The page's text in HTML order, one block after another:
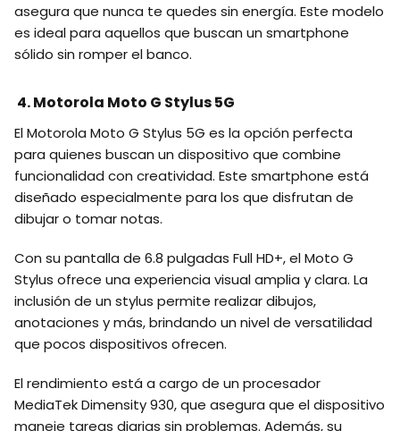
asegura que nunca te quedes sin energía. Este modelo
es ideal para aquellos que buscan un smartphone
sólido sin romper el banco.
4. Motorola Moto G Stylus 5G
El Motorola Moto G Stylus 5G es la opción perfecta
para quienes buscan un dispositivo que combine
funcionalidad con creatividad. Este smartphone está
diseñado especialmente para los que disfrutan de
dibujar o tomar notas.
Con su pantalla de 6.8 pulgadas Full HD+, el Moto G
Stylus ofrece una experiencia visual amplia y clara. La
inclusión de un stylus permite realizar dibujos,
anotaciones y más, brindando un nivel de versatilidad
que pocos dispositivos ofrecen.
El rendimiento está a cargo de un procesador
MediaTek Dimensity 930, que asegura que el dispositivo
maneje tareas diarias sin problemas. Además, su